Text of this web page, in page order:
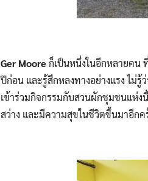
Ger Mooreก็เป็นหนึ่งในอีกหลายคน
ปีก่อน และรู้สึกหลงทางอย่างแรง ไม่รู้
เข้าร่วมกิจกรรมกับสวนผักชุมชนแห่ง
สว่าง และมีความสุขในชีวิตขึ้นมาอีกค